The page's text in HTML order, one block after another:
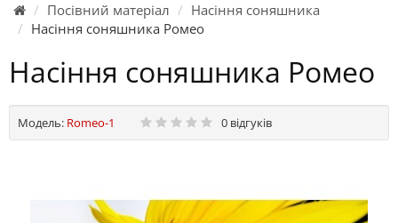
Посівний матеріал
Насіння соняшника
Насіння соняшника Ромео
Насіння соняшника Ромео
Модель: Romeo-1 0 відгуків